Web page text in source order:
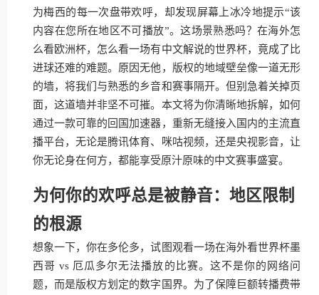
为梅西的每一次盘带欢呼，却发现屏幕上冰冷地提示“该
内容在您所在地区不可播放”。这场景熟悉吗？在海外怎
么看欧洲杯，怎么看一场有中文解说的世界杯，竟成了比
进球还难的难题。原因无他，版权的地域壁垒像一道无形
的墙，将我们与熟悉的乡音和赛事隔开。但别急着关掉页
面，这道墙并非坚不可摧。本文将为你清晰地拆解，如何
通过一款可靠的回国加速器，重新无缝接入国内的主流直
播平台，无论是腾讯体育、咪咕视频，还是央视影音，让
你无论身在何方，都能享受原汁原味的中文赛事盛宴。
为何你的欢呼总是被静音：地区限制
的根源
想象一下，你在多伦多，试图观看一场在海外看世界杯墨
西哥 vs 厄瓜多尔无法播放的比赛。这不是你的网络问
题，而是版权方划定的数字国界。为了保障巨额转播费带